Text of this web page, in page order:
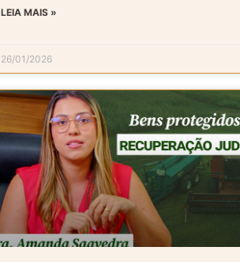
LEIA MAIS »
26/01/2026